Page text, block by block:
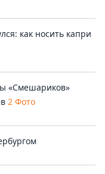
как носить капри
«Смешариков»
2 Фото